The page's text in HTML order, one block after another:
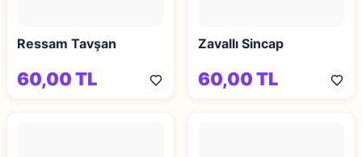
Ressam Tavşan
60,00 TL
Zavallı Sincap
60,00 TL